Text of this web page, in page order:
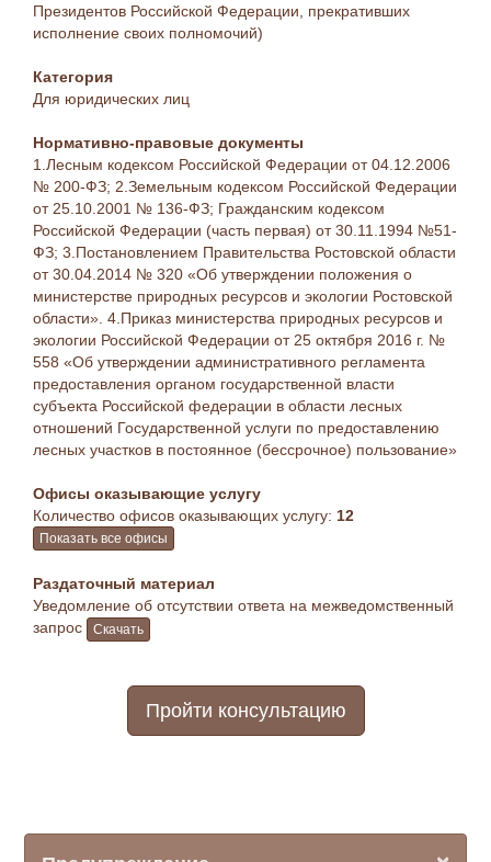
Президентов Российской Федерации, прекративших
исполнение своих полномочий)
Категория
Для юридических лиц
Нормативно-правовые документы
1.Лесным кодексом Российской Федерации от 04.12.2006
№ 200-ФЗ; 2.Земельным кодексом Российской Федерации
от 25.10.2001 № 136-ФЗ; Гражданским кодексом
Российской Федерации (часть первая) от 30.11.1994 №51-
ФЗ; 3.Постановлением Правительства Ростовской области
от 30.04.2014 № 320 «Об утверждении положения о
министерстве природных ресурсов и экологии Ростовской
области». 4.Приказ министерства природных ресурсов и
экологии Российской Федерации от 25 октября 2016 г. №
558 «Об утверждении административного регламента
предоставления органом государственной власти
субъекта Российской федерации в области лесных
отношений Государственной услуги по предоставлению
лесных участков в постоянное (бессрочное) пользование»
Офисы оказывающие услугу
Количество офисов оказывающих услугу: 12
Показать все офисы
Раздаточный материал
Уведомление об отсутствии ответа на межведомственный
запрос
Скачать
Пройти консультацию